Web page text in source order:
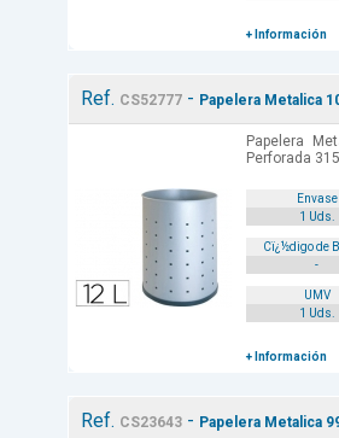
+ Información
Ref. CS52777- Papelera Metalica
Papelera
Perforada
Envase
1 Uds.
Cï¿½digo de
-
UMV
1 Uds.
+ Información
Ref. CS23643- Papelera Metalica